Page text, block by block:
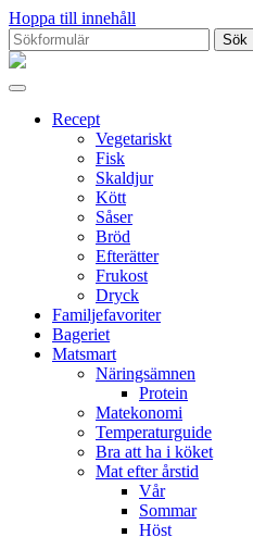
Hoppa till innehåll
Sök
efter:Proppmätt
Recept
Vegetariskt
Fisk
Skaldjur
Kött
Såser
Bröd
Efterätter
Frukost
Dryck
Familjefavoriter
Bageriet
Matsmart
Näringsämnen
Protein
Matekonomi
Temperaturguide
Bra att ha i köket
Mat efter årstid
Vår
Sommar
Höst